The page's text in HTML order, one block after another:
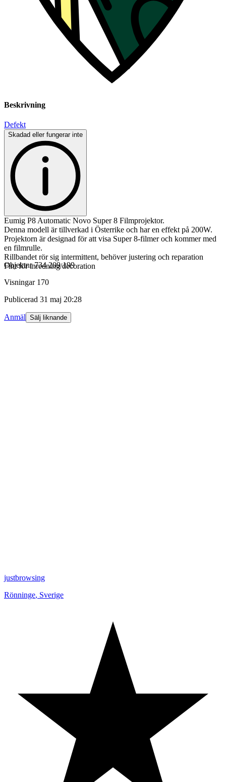
Beskrivning
Defekt
Skadad eller fungerar inte
Eumig P8 Automatic Novo Super 8 Filmprojektor.
Denna modell är tillverkad i Österrike och har en effekt på 200W.
Projektorn är designad för att visa Super 8-filmer och kommer med
en filmrulle.
Rillbandet rör sig intermittent, behöver justering och reparation
Fint för inredning/decoration
Objektnr 734 209 199
Visningar 170
Publicerad 31 maj 20:28
Anmäl Sälj liknande
justbrowsing
Rönninge, Sverige